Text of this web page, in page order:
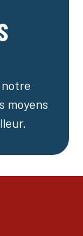
notre
moyens